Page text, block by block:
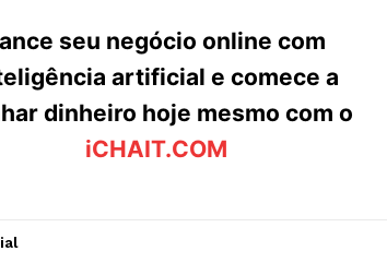
seu negócio online com
artificial e comece a
dinheiro hoje mesmo com o
iCHAIT.COM